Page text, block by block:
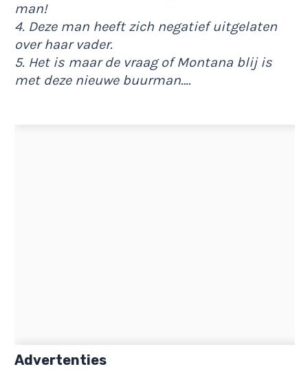
man!
4. Deze man heeft zich negatief uitgelaten
over haar vader.
5. Het is maar de vraag of Montana blij is
met deze nieuwe buurman….
Advertenties